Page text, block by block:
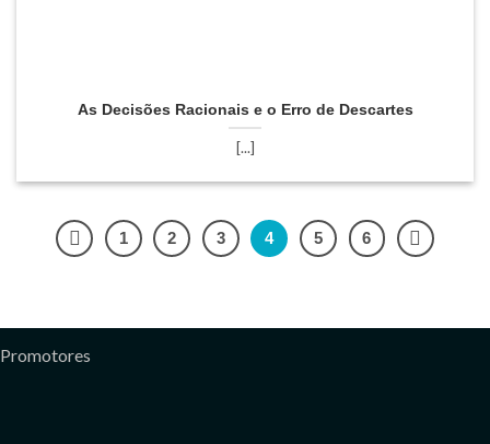
As Decisões Racionais e o Erro de Descartes
[...]
1 2 3 4 5 6
Promotores